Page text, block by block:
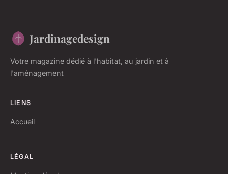
Jardinagedesign
Votre magazine dédié à l'habitat, au jardin et à
l'aménagement
LIENS
Accueil
LÉGAL